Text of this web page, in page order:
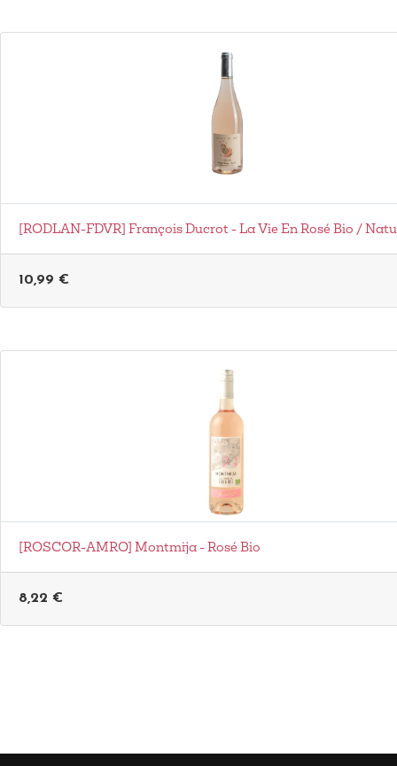
[RODLAN-FDVR] François Ducrot - La Vie En Rosé Bio /
10,99 €
[ROSCOR-AMRO] Montmija - Rosé Bio
8,22 €